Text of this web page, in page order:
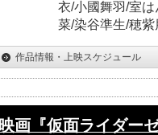
衣/小國舞羽/室
菜/染谷準生/穂
作品情報・上映スケジュール
映画『仮面ライダー